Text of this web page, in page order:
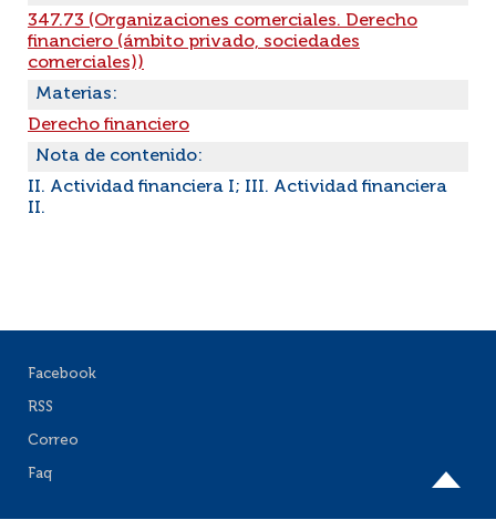
347.73 (Organizaciones comerciales. Derecho
financiero (ámbito privado, sociedades
comerciales))
Materias:
Derecho financiero
Nota de contenido:
II. Actividad financiera I; III. Actividad financiera
II.
Facebook
RSS
Correo
Faq